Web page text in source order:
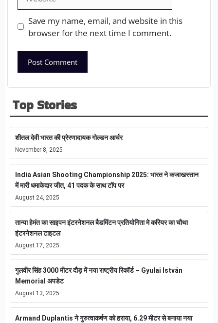
Save my name, email, and website in this
browser for the next time I comment.
Top Stories
शीतल देवी भारत की प्रेरणादायक गोल्डन आर्चर
November 8, 2025
India Asian Shooting Championship 2025: भारत ने कजाखस्तान
में मारी धमाकेदार जीत, 41 पदक के साथ टॉप पर
August 24, 2025
तान्या हेमंत का साइपन इंटरनेशनल बैडमिंटन प्रतियोगिता मे करियर का चौथा
इंटरनेशनल टाइटल
August 17, 2025
गुलवीर सिंह 3000 मीटर दौड़ में नया राष्ट्रीय रिकॉर्ड – Gyulai István
Memorial अपडेट
August 13, 2025
Armand Duplantis ने गुरुत्वाकर्षण को हराया, 6.29 मीटर से बनाया नया